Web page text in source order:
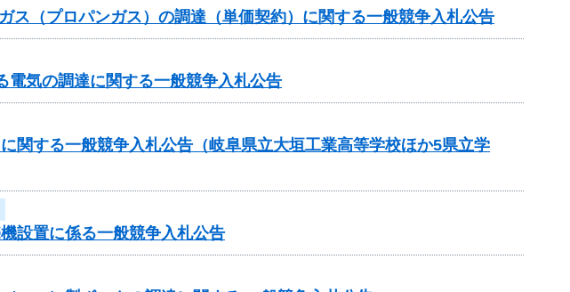
ス（プロパンガス）の調達（単価契約）に関する一般競争入札公告
電気の調達に関する一般競争入札公告
関する一般競争入札公告（岐阜県立大垣工業高等学校ほか5県立学
設置に係る一般競争入札公告